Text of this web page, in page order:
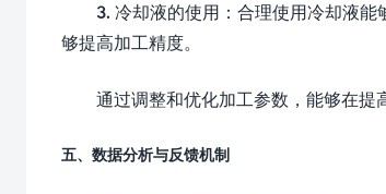
3. 冷却液的使用：合理使用冷却液
够提高加工精度。
通过调整和优化加工参数，能够在提
五、数据分析与反馈机制